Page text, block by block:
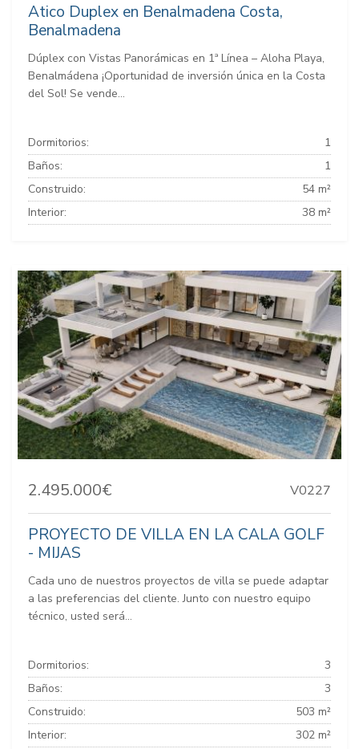
Atico Duplex en Benalmadena Costa,
Benalmadena
Dúplex con Vistas Panorámicas en 1ª Línea – Aloha Playa,
Benalmádena ¡Oportunidad de inversión única en la Costa
del Sol! Se vende...
Dormitorios:
1
Baños:
1
Construido:
54 m²
Interior:
38 m²
2.495.000€ V0227
PROYECTO DE VILLA EN LA CALA GOLF
- MIJAS
Cada uno de nuestros proyectos de villa se puede adaptar
a las preferencias del cliente. Junto con nuestro equipo
técnico, usted será...
Dormitorios:
3
Baños:
3
Construido:
503 m²
Interior:
302 m²